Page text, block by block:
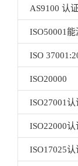
AS9100 认
ISO50001
ISO
ISO20000
ISO27001认
ISO22000认
ISO17025认